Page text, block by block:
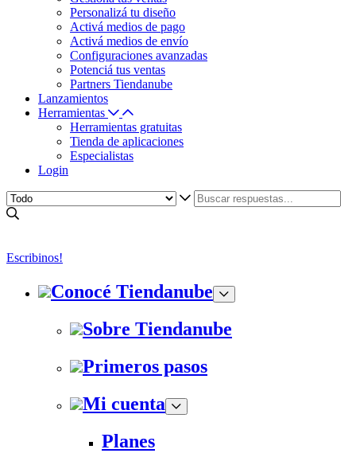
Personalizá tu diseño
Activá medios de pago
Activá medios de envío
Configuraciones avanzadas
Potenciá tus ventas
Partners Tiendanube
Lanzamientos
Herramientas
Herramientas gratuitas
Tienda de aplicaciones
Especialistas
Login
Escribinos!
Conocé Tiendanube
Sobre Tiendanube
Primeros pasos
Mi cuenta
Planes